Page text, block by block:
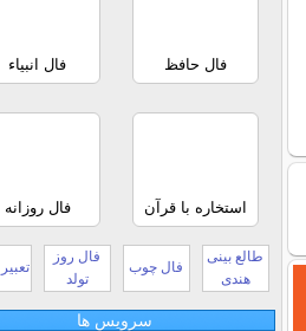
فال حافظ فال انبیاء
استخاره با قرآن فال روزانه
طالع بینی
هندی
فال چوب
فال روز
تولد
سرویس ها